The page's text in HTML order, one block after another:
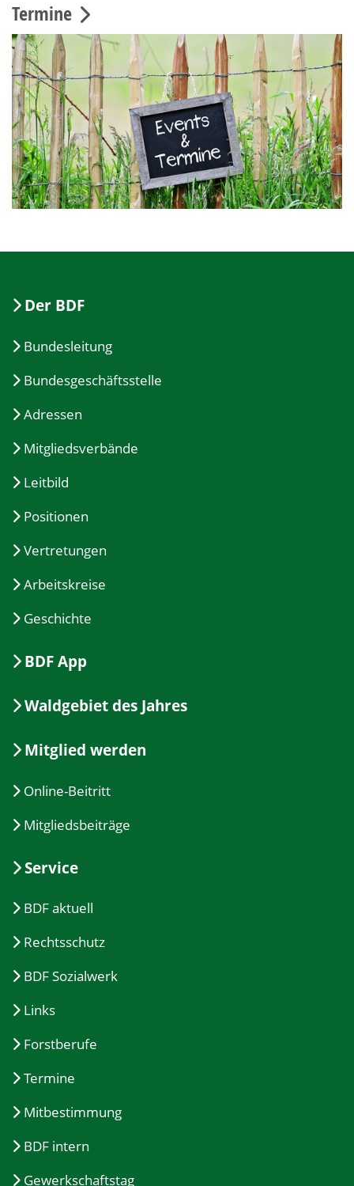
Termine
Der BDF
Bundesleitung
Bundesgeschäftsstelle
Adressen
Mitgliedsverbände
Leitbild
Positionen
Vertretungen
Arbeitskreise
Geschichte
BDF App
Waldgebiet des Jahres
Mitglied werden
Online-Beitritt
Mitgliedsbeiträge
Service
BDF aktuell
Rechtsschutz
BDF Sozialwerk
Links
Forstberufe
Termine
Mitbestimmung
BDF intern
Gewerkschaftstag